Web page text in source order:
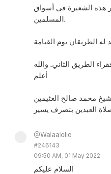
هذه الشعيرة في أسواق
المسلمين.
الطريق الثاني. والله
أعلم
محمد صالح العثيمين
@Walaalolie
#246143
09:50 AM, 01 May 2022
السلام عليكم